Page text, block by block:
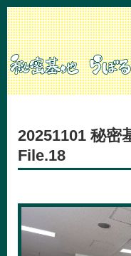
20251101 秘密
File.18